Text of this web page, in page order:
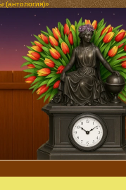
(антология)»